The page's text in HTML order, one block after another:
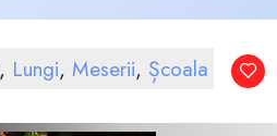
, Lungi, Meserii, Școala